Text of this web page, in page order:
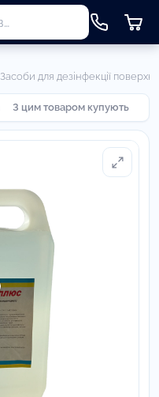
Засоби для дезінфекції поверхні
З цим товаром купують